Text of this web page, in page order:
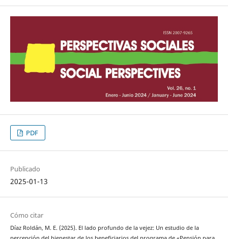
PDF
Publicado
2025-01-13
Cómo citar
Díaz Roldán, M. E. (2025). El lado profundo de la vejez: Un estudio de la